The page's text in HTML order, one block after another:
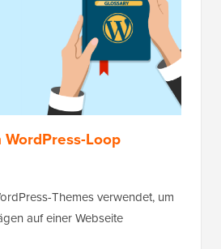
Loop
Themes verwendet, um
auf einer Webseite